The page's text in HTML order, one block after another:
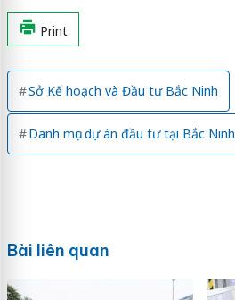
Print
Sở Kế hoạch và Đầu tư Bắc Ninh
Danh mục dự án đầu tư tại Bắc Ninh
Bài liên quan